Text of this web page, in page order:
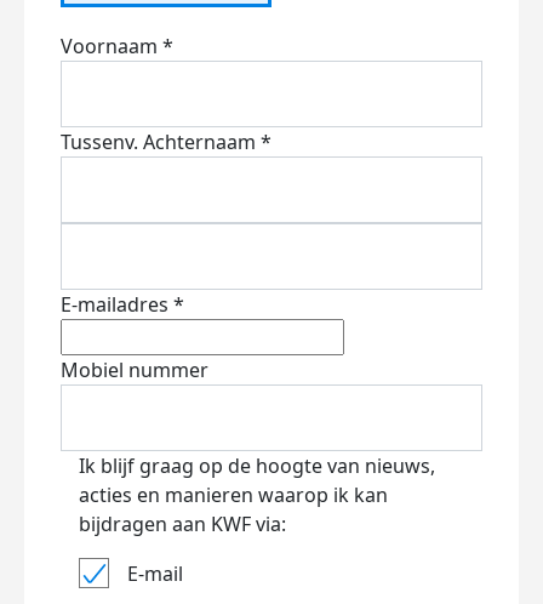
Voornaam *
Tussenv. Achternaam *
E-mailadres *
Mobiel nummer
Ik blijf graag op de hoogte van nieuws,
acties en manieren waarop ik kan
bijdragen aan KWF via:
E-mail